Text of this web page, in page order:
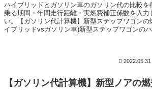
ハイブリッドとガソリン車のガソリン代の比較を
乗る期間・年間走行距離・実燃費補正係数を入力
い。【ガソリン代計算機】新型ステップワゴンの
イブリッドvsガソリン車)新型ステップワゴンのハ
2022.05.31
【ガソリン代計算機】新型ノアの